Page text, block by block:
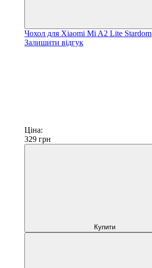
Чохол для Xiaomi Mi A2 Lite Stardom
Залишити відгук
Ціна:
329 грн
Купити